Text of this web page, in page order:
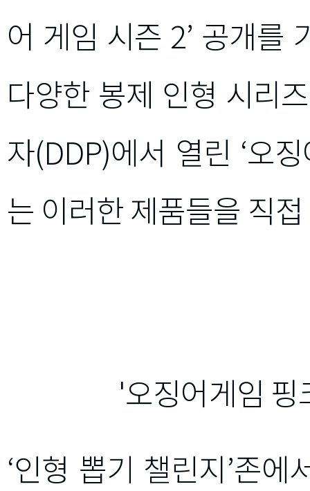
어 게임 시즌 2’ 공개를
다양한 봉제 인형 시리
자(DDP)에서 열린 ‘오
는 이러한 제품들을 직
'오징어게임
‘인형 뽑기 챌린지’존